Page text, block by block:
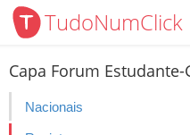
TudoNumClick
Capa Forum Estudante-
Nacionais